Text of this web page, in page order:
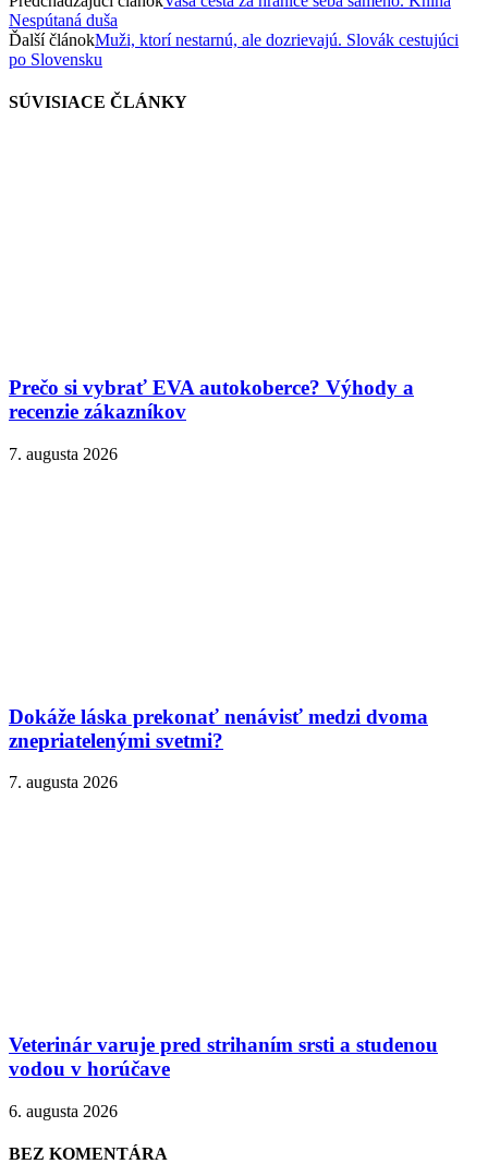
Nespútaná duša
Ďalší článokMuži, ktorí nestarnú, ale dozrievajú. Slovák cestujúci
po Slovensku
SÚVISIACE ČLÁNKY
Prečo si vybrať EVA autokoberce? Výhody a
recenzie zákazníkov
7. augusta 2026
Dokáže láska prekonať nenávisť medzi dvoma
znepriatelenými svetmi?
7. augusta 2026
Veterinár varuje pred strihaním srsti a studenou
vodou v horúčave
6. augusta 2026
BEZ KOMENTÁRA